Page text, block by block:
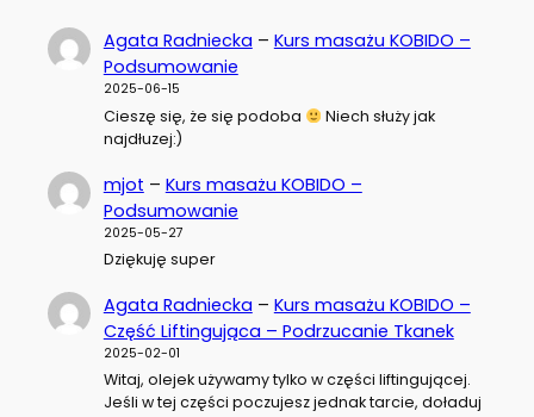
Agata Radniecka – Kurs masażu KOBIDO –
Podsumowanie
2025-06-15
Cieszę się, że się podoba
Niech służy jak
najdłuzej:)
mjot – Kurs masażu KOBIDO –
Podsumowanie
2025-05-27
Dziękuję super
Agata Radniecka – Kurs masażu KOBIDO –
Część Liftingująca – Podrzucanie Tkanek
2025-02-01
Witaj, olejek używamy tylko w części liftingującej.
Jeśli w tej części poczujesz jednak tarcie, doładuj